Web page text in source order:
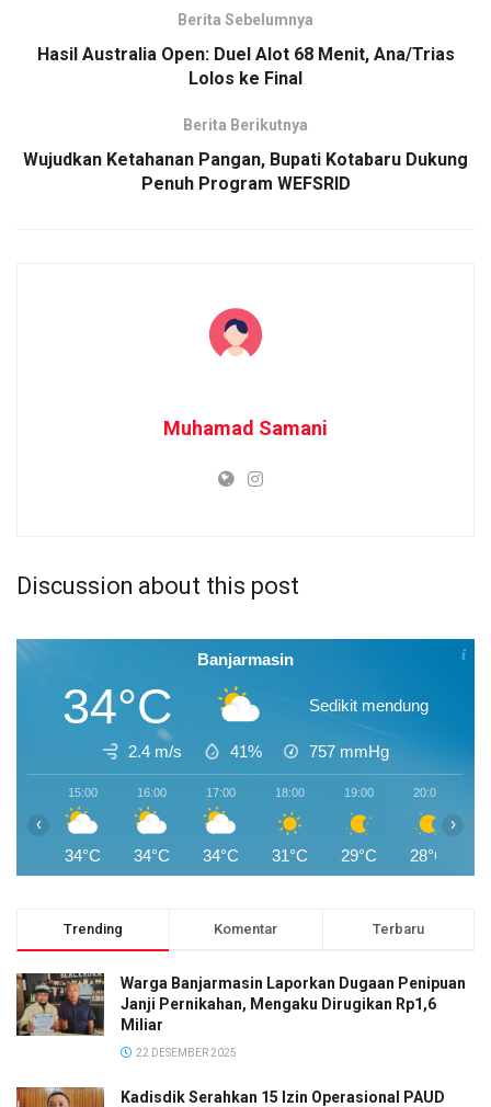
Berita Sebelumnya
Hasil Australia Open: Duel Alot 68 Menit, Ana/Trias
Lolos ke Final
Berita Berikutnya
Wujudkan Ketahanan Pangan, Bupati Kotabaru Dukung
Penuh Program WEFSRID
Muhamad Samani
Discussion about this post
Banjarmasin
34°C Sedikit mendung
2.4 m/s 41% 757 mmHg
15:00
34°C
16:00
34°C
17:00
34°C
18:00
31°C
19:00
29°C
20:00
28°C
‹ ›
Trending Komentar Terbaru
Warga Banjarmasin Laporkan Dugaan Penipuan
Janji Pernikahan, Mengaku Dirugikan Rp1,6
Miliar
22 DESEMBER 2025
Kadisdik Serahkan 15 Izin Operasional PAUD